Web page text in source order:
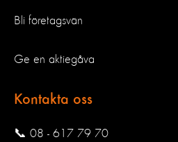
Bli företagsvän
Ge en aktiegåva
Kontakta oss
📞 08 - 617 79 70